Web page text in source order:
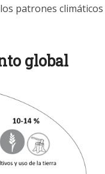
patrones climáticos
global